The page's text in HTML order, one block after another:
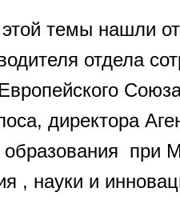
темы нашли
отдела
директора
при
, науки и